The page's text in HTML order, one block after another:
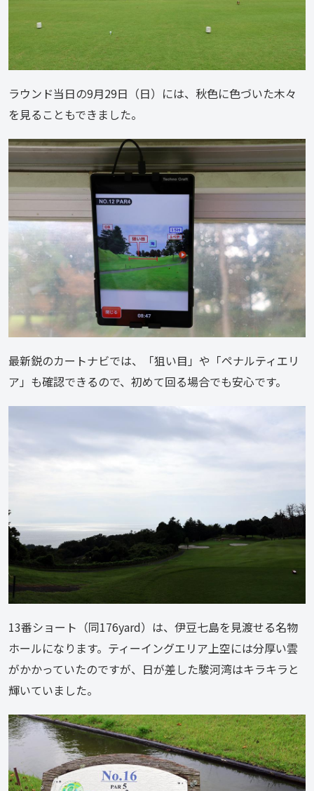
ラウンド当日の9月29日（日）には、秋色に色づいた木々
を見ることもできました。
最新鋭のカートナビでは、「狙い目」や「ペナルティエリ
ア」も確認できるので、初めて回る場合でも安心です。
13番ショート（同176yard）は、伊豆七島を見渡せる名物
ホールになります。ティーイングエリア上空には分厚い雲
がかかっていたのですが、日が差した駿河湾はキラキラと
輝いていました。